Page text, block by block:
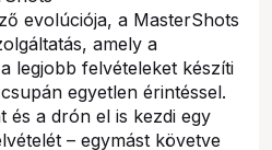
evolúciója, a MasterShots
amely a
legjobb felvételeket készíti
egyetlen érintéssel.
és a drón el is kezdi egy
– egymást követve